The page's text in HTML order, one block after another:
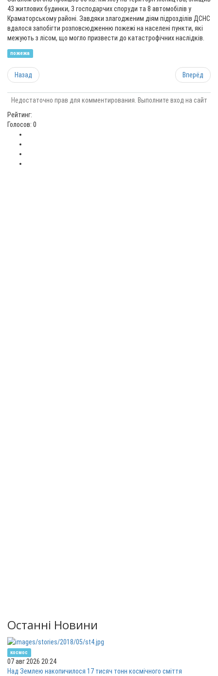
43 житлових будинки, 3 господарчих споруди та 8 автомобілів у
Краматорському районі. Завдяки злагодженим діям підрозділів ДСНС
вдалося запобігти розповсюдженню пожежі на населені пункти, які
межують з лісом, що могло призвести до катастрофічних наслідків.
пожежа
Назад Вперёд
Недостаточно прав для комментирования. Выполните вход на сайт
Рейтинг:
Голосов: 0
Останні Новини
космос
07 авг 2026 20:24
Над Землею накопичилося 17 тисяч тонн космічного сміття